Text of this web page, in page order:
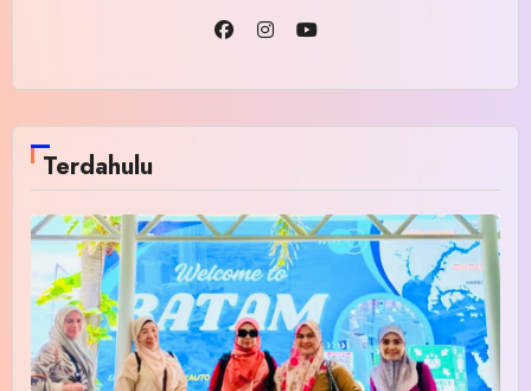
Terdahulu